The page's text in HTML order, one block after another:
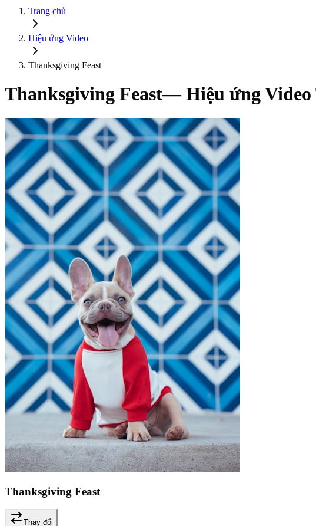
Trang chủ
Hiệu ứng Video
Thanksgiving Feast
Thanksgiving Feast— Hiệu ứng Video
Thanksgiving Feast
Thay đổi